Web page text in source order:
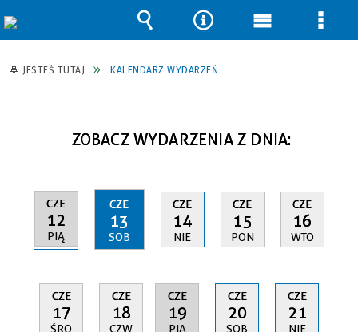
JESTEŚ TUTAJ KALENDARZ WYDARZEŃ
ZOBACZ WYDARZENIA Z DNIA:
CZE
12
PIĄ
CZE
13
SOB
CZE
14
NIE
CZE
15
PON
CZE
16
WTO
CZE
17
ŚRO
CZE
18
CZW
CZE
19
PIĄ
CZE
20
SOB
CZE
21
NIE
Wyszukiwarka
Narzędzia
Menu Menu